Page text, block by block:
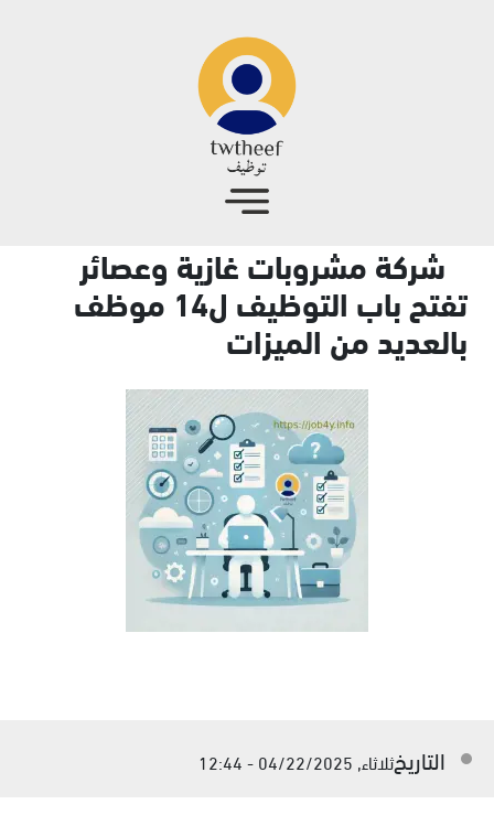
شركة مشروبات غازية وعصائر
تفتح باب التوظيف ل14 موظف
بالعديد من الميزات
التاريخثلاثاء, 04/22/2025 - 12:44